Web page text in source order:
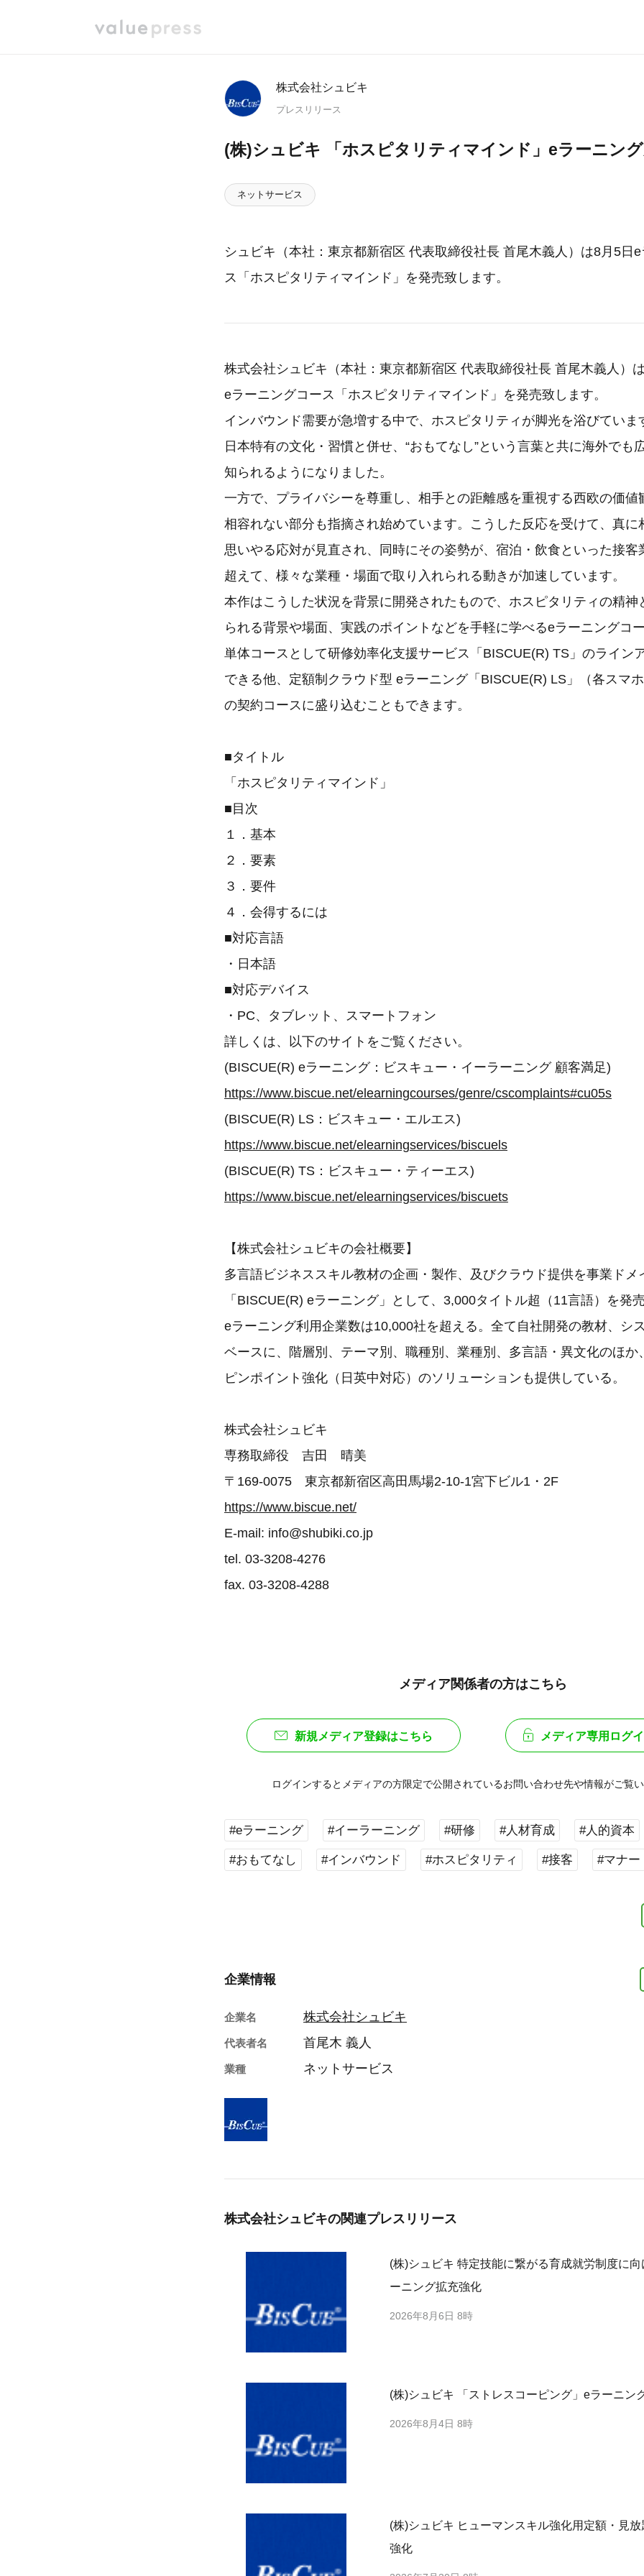
株式会社シュビキ
プレスリリース
(株)シュビキ 「ホスピタリティマインド」eラーニン
ネットサービス
シュビキ（本社：東京都新宿区 代表取締役社長 首尾木義人）は8月5日
ス「ホスピタリティマインド」を発売致します。
株式会社シュビキ（本社：東京都新宿区 代表取締役社長 首尾木義人）
eラーニングコース「ホスピタリティマインド」を発売致します。
インバウンド需要が急増する中で、ホスピタリティが脚光を浴びていま
日本特有の文化・習慣と併せ、“おもてなし”という言葉と共に海外でも
知られるようになりました。
一方で、プライバシーを尊重し、相手との距離感を重視する西欧の価値
相容れない部分も指摘され始めています。こうした反応を受けて、真に
思いやる応対が見直され、同時にその姿勢が、宿泊・飲食といった接客
超えて、様々な業種・場面で取り入れられる動きが加速しています。
本作はこうした状況を背景に開発されたもので、ホスピタリティの精神
られる背景や場面、実践のポイントなどを手軽に学べるeラーニングコ
単体コースとして研修効率化支援サービス「BISCUE(R) TS」のライン
できる他、定額制クラウド型 eラーニング「BISCUE(R) LS」（各スマ
の契約コースに盛り込むこともできます。
■タイトル
「ホスピタリティマインド」
■目次
１．基本
２．要素
３．要件
４．会得するには
■対応言語
・日本語
■対応デバイス
・PC、タブレット、スマートフォン
詳しくは、以下のサイトをご覧ください。
(BISCUE(R) eラーニング：ビスキュー・イーラーニング 顧客満足)
https://www.biscue.net/elearningcourses/genre/cscomplaints#cu05s
(BISCUE(R) LS：ビスキュー・エルエス)
https://www.biscue.net/elearningservices/biscuels
(BISCUE(R) TS：ビスキュー・ティーエス)
https://www.biscue.net/elearningservices/biscuets
【株式会社シュビキの会社概要】
多言語ビジネススキル教材の企画・製作、及びクラウド提供を事業ドメ
「BISCUE(R) eラーニング」として、3,000タイトル超（11言語）を発
eラーニング利用企業数は10,000社を超える。全て自社開発の教材、シ
ベースに、階層別、テーマ別、職種別、業種別、多言語・異文化のほか
ピンポイント強化（日英中対応）のソリューションも提供している。
株式会社シュビキ
専務取締役 吉田 晴美
〒169-0075 東京都新宿区高田馬場2-10-1宮下ビル1・2F
https://www.biscue.net/
E-mail: info@shubiki.co.jp
tel. 03-3208-4276
fax. 03-3208-4288
メディア関係者の方はこちら
新規メディア登録はこちら メディア専用ログ
ログインするとメディアの方限定で公開されているお問い合わせ先や情報がご覧
#eラーニング #イーラーニング #研修 #人材育成 #人的資本
#おもてなし #インバウンド #ホスピタリティ #接客 #マナー
企業情報
企業名 株式会社シュビキ
代表者名 首尾木 義人
業種 ネットサービス
株式会社シュビキの関連プレスリリース
(株)シュビキ 特定技能に繋がる育成就労制度に
ーニング拡充強化
2026年8月6日 8時
(株)シュビキ 「ストレスコーピング」eラーニン
2026年8月4日 8時
(株)シュビキ ヒューマンスキル強化用定額・見
強化